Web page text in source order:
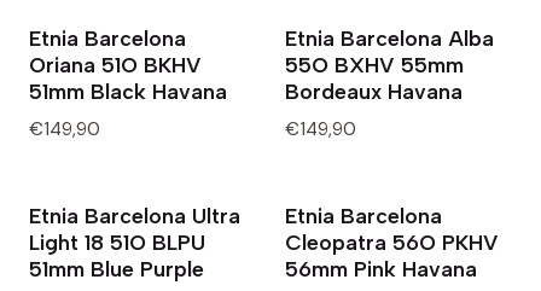
Etnia Barcelona
Oriana 51O BKHV
51mm Black Havana
€149,90
Etnia Barcelona Alba
55O BXHV 55mm
Bordeaux Havana
€149,90
Etnia Barcelona Ultra
Light 18 51O BLPU
51mm Blue Purple
Etnia Barcelona
Cleopatra 56O PKHV
56mm Pink Havana